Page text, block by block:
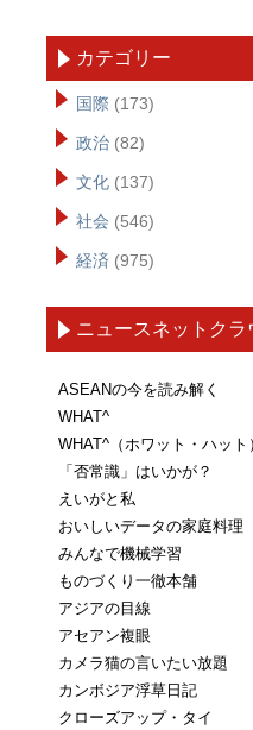
カテゴリー
国際 (173)
政治 (82)
文化 (137)
社会 (546)
経済 (975)
ニュースネットクラ
ASEANの今を読み解く
WHAT^
WHAT^（ホワット・ハット
「否常識」はいかが？
えいがと私
おいしいデータの家庭料理
みんなで機械学習
ものづくり一徹本舗
アジアの目線
アセアン複眼
カメラ猫の言いたい放題
カンボジア浮草日記
クローズアップ・タイ